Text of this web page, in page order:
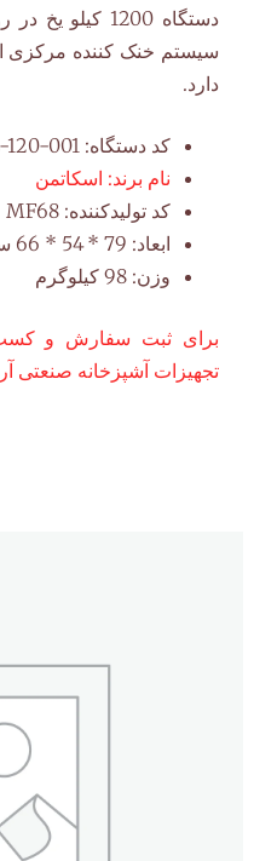
دستگاه 1200
سیستم خنک کننده مرکزی
دارد.
کد دستگاه: 120-001
نام برند: اسکاتمن
کد تولیدکننده: MF68
ابعاد: 79 * 54 * 66 سانتی متر
وزن: 98 کیلوگرم
برای ثبت سفارش و
تجهیزات آشپزخانه صنعتی